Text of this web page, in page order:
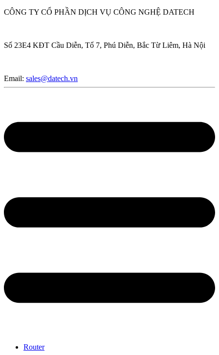
CÔNG TY CỔ PHẦN DỊCH VỤ CÔNG NGHỆ DATECH
Số 23E4 KĐT Cầu Diễn, Tổ 7, Phú Diễn, Bắc Từ Liêm, Hà Nội
Email: sales@datech.vn
Router